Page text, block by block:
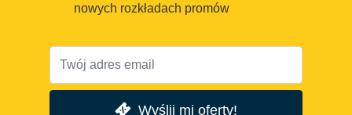
nowych rozkładach promów
Wyślij mi oferty!